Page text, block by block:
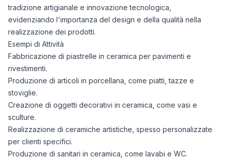
tradizione artigianale e innovazione tecnologica,
evidenziando l'importanza del design e della qualità nella
realizzazione dei prodotti.
Esempi di Attività
Fabbricazione di piastrelle in ceramica per pavimenti e
rivestimenti.
Produzione di articoli in porcellana, come piatti, tazze e
stoviglie.
Creazione di oggetti decorativi in ceramica, come vasi e
sculture.
Realizzazione di ceramiche artistiche, spesso personalizzate
per clienti specifici.
Produzione di sanitari in ceramica, come lavabi e WC.